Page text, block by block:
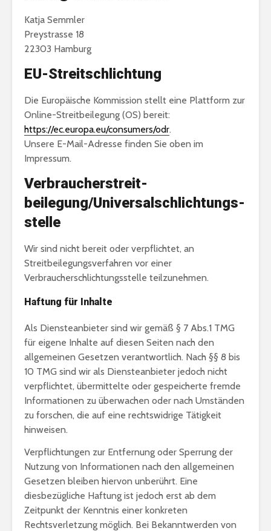
Katja Semmler
Preystrasse 18
22303 Hamburg
EU-Streitschlichtung
Die Europäische Kommission stellt eine Plattform zur
Online-Streitbeilegung (OS) bereit:
https://ec.europa.eu/consumers/odr.
Unsere E-Mail-Adresse finden Sie oben im
Impressum.
Verbraucher­streit­
beilegung/Universal­schlichtungs­
stelle
Wir sind nicht bereit oder verpflichtet, an
Streitbeilegungsverfahren vor einer
Verbraucherschlichtungsstelle teilzunehmen.
Haftung für Inhalte
Als Diensteanbieter sind wir gemäß § 7 Abs.1 TMG
für eigene Inhalte auf diesen Seiten nach den
allgemeinen Gesetzen verantwortlich. Nach §§ 8 bis
10 TMG sind wir als Diensteanbieter jedoch nicht
verpflichtet, übermittelte oder gespeicherte fremde
Informationen zu überwachen oder nach Umständen
zu forschen, die auf eine rechtswidrige Tätigkeit
hinweisen.
Verpflichtungen zur Entfernung oder Sperrung der
Nutzung von Informationen nach den allgemeinen
Gesetzen bleiben hiervon unberührt. Eine
diesbezügliche Haftung ist jedoch erst ab dem
Zeitpunkt der Kenntnis einer konkreten
Rechtsverletzung möglich. Bei Bekanntwerden von